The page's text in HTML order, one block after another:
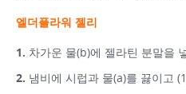
엘더플라워 젤리
차가운 물(b)에 젤라틴 분말을
냄비에 시럽과 물(a)를 끓이고